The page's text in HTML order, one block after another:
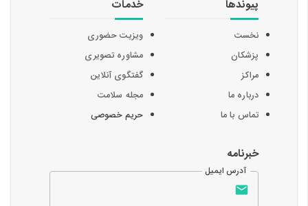
پیوندها
نخست
پزشکان
مراکز
درباره ما
تماس با ما
خدمات
ویزیت حضوری
مشاوره تصویری
گفتگوی آنلاین
مجله سلامت
حریم خصوصی
خبرنامه
آدرس ایمیل